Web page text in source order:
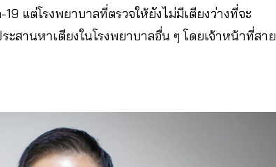
แต่โรงพยาบาลที่ตรวจให้ยังไม่มีเตียงว่างที่จะ
สานหาเตียงในโรงพยาบาลอื่น ๆ โดยเจ้าหน้าที่สาย